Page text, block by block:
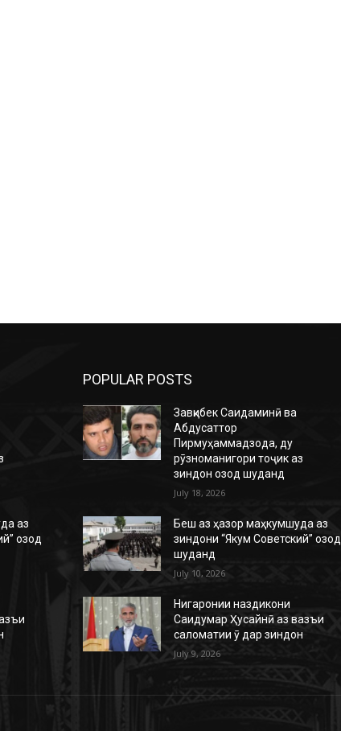
аз
озод
POPULAR POSTS
Завқибек Саидаминӣ ва
Абдусаттор
Пирмуҳаммадзода, ду
рӯзноманигори тоҷик аз
зиндон озод шуданд
July 18, 2026
Беш аз ҳазор маҳкумшуда аз
зиндони “Якум Советский” озод
шуданд
July 10, 2026
Нигаронии наздикони
Саидумар Ҳусайнӣ аз вазъи
саломатии ӯ дар зиндон
July 9, 2026